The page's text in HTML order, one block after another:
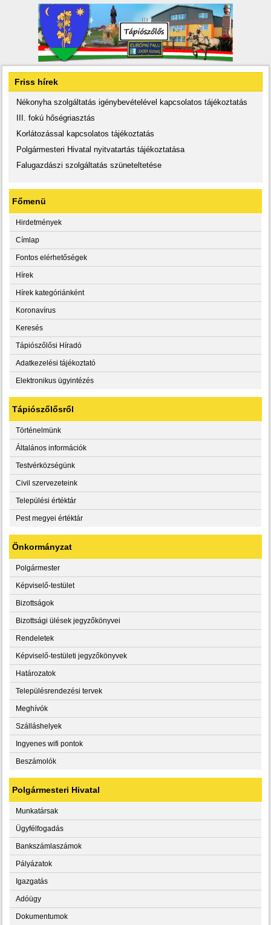
Friss hírek
Nékonyha szolgáltatás igénybevételével kapcsolatos tájékoztatás
III. fokú hőségriasztás
Korlátozással kapcsolatos tájékoztatás
Polgármesteri Hivatal nyitvatartás tájékoztatása
Falugazdászi szolgáltatás szüneteltetése
Főmenü
Hirdetmények
Címlap
Fontos elérhetőségek
Hírek
Hírek kategóriánként
Koronavírus
Keresés
Tápiószőlősi Híradó
Adatkezelési tájékoztató
Elektronikus ügyintézés
Tápiószőlősről
Történelmünk
Általános információk
Testvérközségünk
Civil szervezeteink
Települési értéktár
Pest megyei értéktár
Önkormányzat
Polgármester
Képviselő-testület
Bizottságok
Bizottsági ülések jegyzőkönyvei
Rendeletek
Képviselő-testületi jegyzőkönyvek
Határozatok
Településrendezési tervek
Meghívók
Szálláshelyek
Ingyenes wifi pontok
Beszámolók
Polgármesteri Hivatal
Munkatársak
Ügyfélfogadás
Bankszámlaszámok
Pályázatok
Igazgatás
Adóügy
Dokumentumok